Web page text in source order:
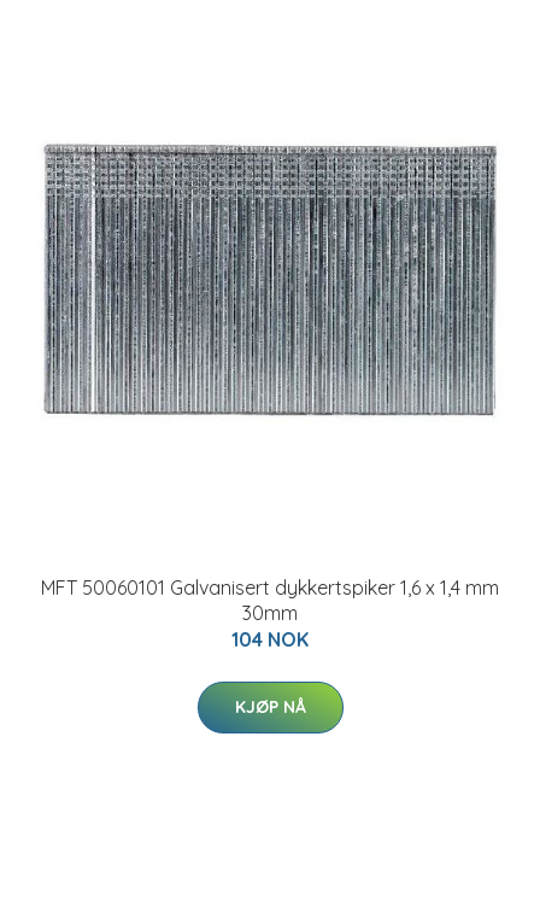
MFT 50060101 Galvanisert dykkertspiker 1,6 x 1,4 mm
30mm
104 NOK
KJØP NÅ